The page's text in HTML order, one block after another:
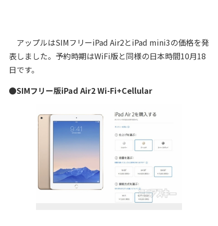
アップルはSIMフリーiPad Air2とiPad mini3の価格を発
表しました。予約時期はWiFi版と同様の日本時間10月18
日です。
●SIMフリー版iPad Air2 Wi-Fi+Cellular